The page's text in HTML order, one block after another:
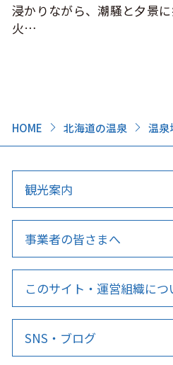
HOME 北海道の温泉 温泉
浸かりながら、潮騒と夕景
火…
観光案内
事業者の皆さまへ
このサイト・運営組織につ
SNS・ブログ